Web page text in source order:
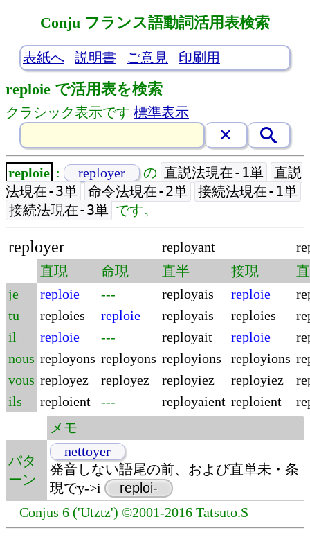
Conju フランス語動詞活用表検索
表紙へ 説明書 ご意見 印刷用
reploie で活用表を検索
クラシック表示です 標準表示
reploie : reployer の 直説法現在-1単
直説
法現在-3単
命令法現在-2単
接続法現在-1単
接続法現在-3単 です。
reployer reployant
直現
命現 直半 接現
je
reploie --- reployais reploie
tu
reploies reploie reployais reploies
il
reploie --- reployait reploie
nous reployons reployons reployions reployions
vous reployez reployez reployiez reployiez
ils
reploient --- reployaient reploient
メモ
パタ
ーン
nettoyer
発音しない語尾の前、および直単未・条
現でy->i
reploi-
Conjus 6 ('Utztz') ©2001-2016 Tatsuto.S